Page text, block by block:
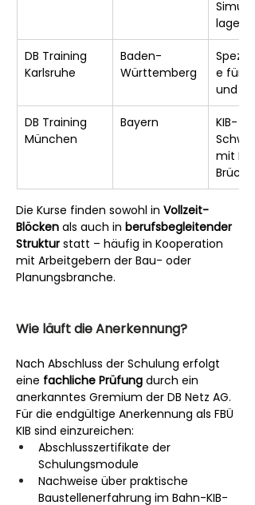
lagen
DB Training
Karlsruhe
Baden-
Württemberg
e für
und
DB Training
München
Bayern
KIB-
mit
Die Kurse finden sowohl in Vollzeit-
Blöcken als auch in berufsbegleitender
Struktur statt – häufig in Kooperation
mit Arbeitgebern der Bau- oder
Planungsbranche.
Wie läuft die Anerkennung?
Nach Abschluss der Schulung erfolgt
eine fachliche Prüfung durch ein
anerkanntes Gremium der DB Netz AG.
Für die endgültige Anerkennung als FBÜ
KIB sind einzureichen:
Abschlusszertifikate der
Schulungsmodule
Nachweise über praktische
Baustellenerfahrung im Bahn-KIB-